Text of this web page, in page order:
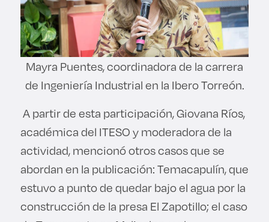
Mayra Puentes, coordinadora de la carrera
de Ingeniería Industrial en la Ibero Torreón.
A partir de esta participación, Giovana Ríos,
académica del ITESO y moderadora de la
actividad, mencionó otros casos que se
abordan en la publicación: Temacapulín, que
estuvo a punto de quedar bajo el agua por la
construcción de la presa El Zapotillo; el caso